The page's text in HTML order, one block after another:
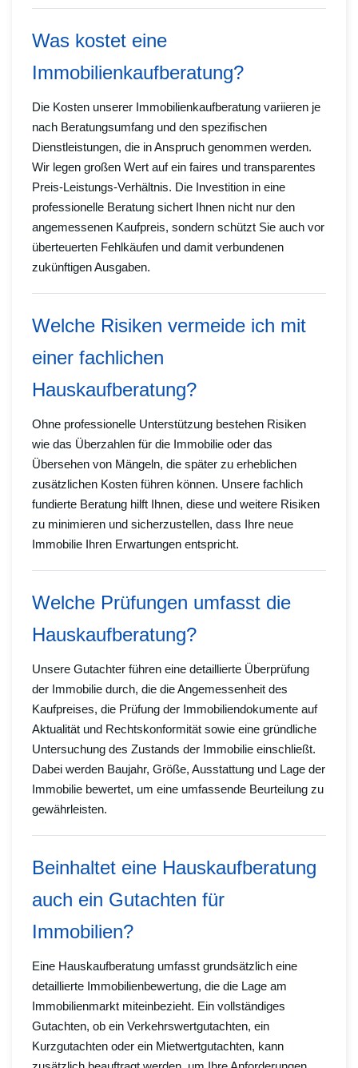
Was kostet eine
Immobilienkaufberatung?
Die Kosten unserer Immobilienkaufberatung variieren je
nach Beratungsumfang und den spezifischen
Dienstleistungen, die in Anspruch genommen werden.
Wir legen großen Wert auf ein faires und transparentes
Preis-Leistungs-Verhältnis. Die Investition in eine
professionelle Beratung sichert Ihnen nicht nur den
angemessenen Kaufpreis, sondern schützt Sie auch vor
überteuerten Fehlkäufen und damit verbundenen
zukünftigen Ausgaben.
Welche Risiken vermeide ich mit
einer fachlichen
Hauskaufberatung?
Ohne professionelle Unterstützung bestehen Risiken
wie das Überzahlen für die Immobilie oder das
Übersehen von Mängeln, die später zu erheblichen
zusätzlichen Kosten führen können. Unsere fachlich
fundierte Beratung hilft Ihnen, diese und weitere Risiken
zu minimieren und sicherzustellen, dass Ihre neue
Immobilie Ihren Erwartungen entspricht.
Welche Prüfungen umfasst die
Hauskaufberatung?
Unsere Gutachter führen eine detaillierte Überprüfung
der Immobilie durch, die die Angemessenheit des
Kaufpreises, die Prüfung der Immobiliendokumente auf
Aktualität und Rechtskonformität sowie eine gründliche
Untersuchung des Zustands der Immobilie einschließt.
Dabei werden Baujahr, Größe, Ausstattung und Lage der
Immobilie bewertet, um eine umfassende Beurteilung zu
gewährleisten.
Beinhaltet eine Hauskaufberatung
auch ein Gutachten für
Immobilien?
Eine Hauskaufberatung umfasst grundsätzlich eine
detaillierte Immobilienbewertung, die die Lage am
Immobilienmarkt miteinbezieht. Ein vollständiges
Gutachten, ob ein Verkehrswertgutachten, ein
Kurzgutachten oder ein Mietwertgutachten, kann